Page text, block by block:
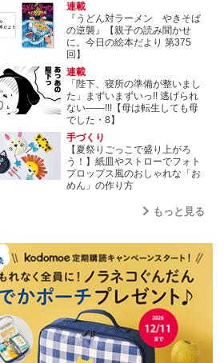
連載
『うどん対ラーメン やきそば
の逆襲』【親子の読み聞かせ
に。今日の絵本だより 第375
回】
連載
「陛下、寝所の準備が整いまし
た」まずいまずいっ!! 逃げられ
ない――!!!【母は転生しても母
でした・8】
手づくり
【夏祭りごっこで盛り上がろ
う！】紙皿やストローでフォト
プロップス風のおしゃれな「お
めん」の作り方
もっと見る